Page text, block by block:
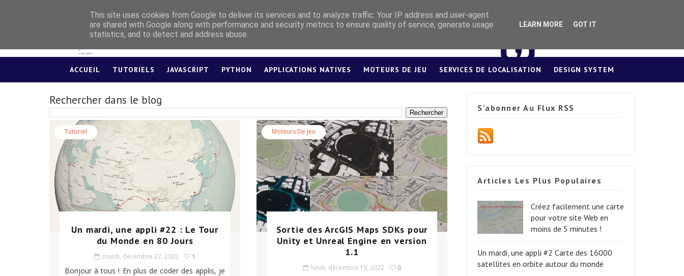
ACCUEIL TUTORIELS JAVASCRIPT PYTHON APPLICATIONS NATIVES MOTEURS DE JEU SERVICES DE LOCALISATION DESIGN SYSTEM
Rechercher dans le blog
Tutoriel
Un mardi, une appli #22 : Le Tour
du Monde en 80 Jours
mardi, décembre 27, 2022 1
Bonjour à tous ! En plus de coder des applis, je
Moteurs De Jeu
Sortie des ArcGIS Maps SDKs pour
Unity et Unreal Engine en version
1.1
lundi, décembre 19, 2022 0
S'abonner Au Flux RSS
Articles Les Plus Populaires
Créez facilement une carte
pour votre site Web en
moins de 5 minutes !
Un mardi, une appli #2 Carte des 16000
satellites en orbite autour du monde
This site uses cookies from Google to deliver its services and to analyze traffic. Your IP address and user-agent
are shared with Google along with performance and security metrics to ensure quality of service, generate usage
statistics, and to detect and address abuse.
LEARN MORE GOT IT